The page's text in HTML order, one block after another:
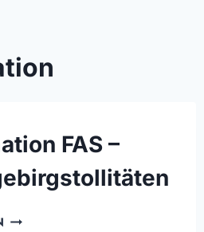
FAS –
PROKLAMATION